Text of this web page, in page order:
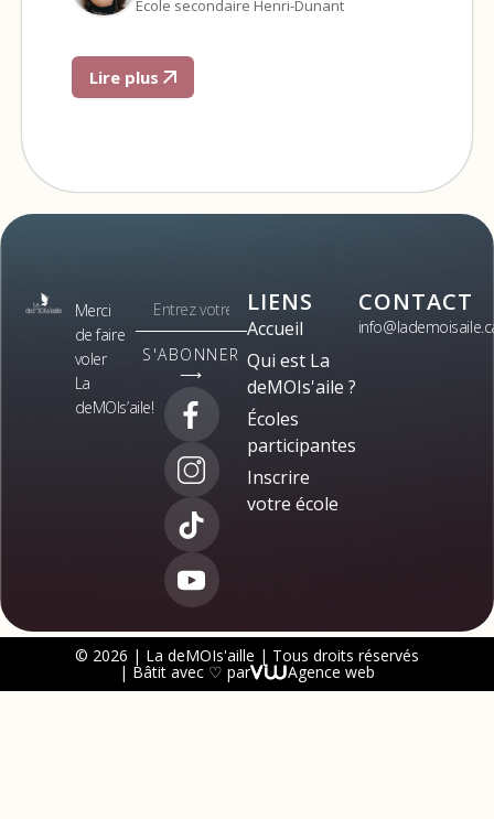
École secondaire Henri-Dunant
Lire plus
Merci
de faire
voler
La
deMOIs’aile!
S'ABONNER
⟶
LIENS
Accueil
Qui est La
deMOIs'aile ?
Écoles
participantes
Inscrire
votre école
CONTACT
© 2026 | La deMOIs'aille | Tous droits réservés
| Bâtit avec ♡ par Agence web